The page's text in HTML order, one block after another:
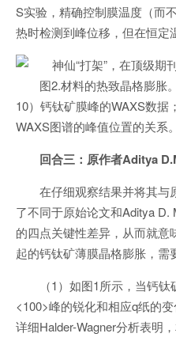
S实验，精确控制膜温度（而
热时检测到峰位移，但在恒定
图2.材料的热致晶格膨胀
10）钙钛矿膜峰的WAXS数
WAXS图谱的峰值位置的关系。
回合三：原作者Aditya
在仔细观察结果并将其与
了不同于原始论文和Aditya D.
的四点关键性差异，从而就意
起的钙钛矿薄膜晶格膨胀，需
（1）如图1所示，当钙
<100>峰的锐化和相应q纸的
详细Halder-Wagner分析表明